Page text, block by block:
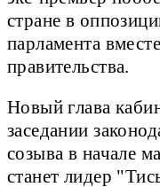
стране в
парламента
правительства.
Новый глава
заседании
созыва в начале
станет лидер